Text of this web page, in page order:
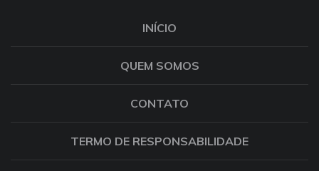
INÍCIO
QUEM SOMOS
CONTATO
TERMO DE RESPONSABILIDADE